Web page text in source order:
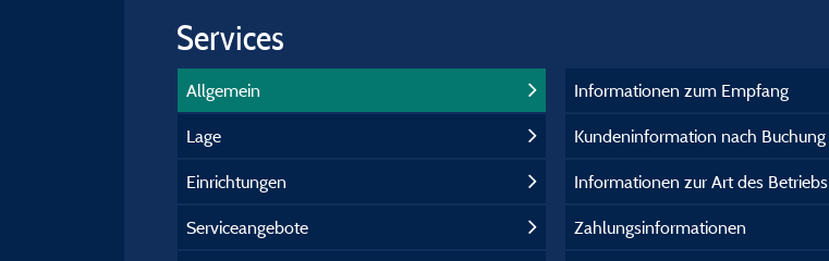
Services
Allgemein
Lage
Einrichtungen
Serviceangebote
Informationen zum Empfang
Kundeninformation nach Buchung
Informationen zur Art des Betriebs
Zahlungsinformationen